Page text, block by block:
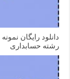
رشته حسابداری